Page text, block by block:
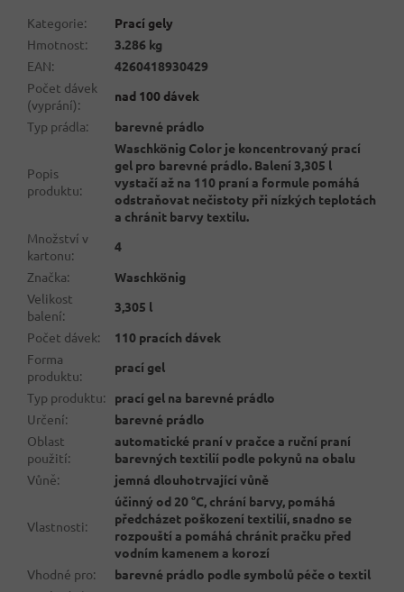
Kategorie:
Prací gely
Hmotnost:
3.286 kg
EAN:
4260418930429
Počet dávek
(vyprání):
nad 100 dávek
Typ prádla: barevné prádlo
Popis
produktu:
Waschkönig Color je koncentrovaný prací
gel pro barevné prádlo. Balení 3,305 l
vystačí až na 110 praní a formule pomáhá
odstraňovat nečistoty při nízkých teplotách
a chránit barvy textilu.
Množství v
kartonu:
4
Značka:
Waschkönig
Velikost
balení:
3,305 l
Počet dávek:
110 pracích dávek
Forma
produktu:
prací gel
Typ produktu:
prací gel na barevné prádlo
Určení:
barevné prádlo
Oblast
použití:
automatické praní v pračce a ruční praní
barevných textilií podle pokynů na obalu
Vůně: jemná dlouhotrvající vůně
Vlastnosti:
účinný od 20 °C, chrání barvy, pomáhá
předcházet poškození textilií, snadno se
rozpouští a pomáhá chránit pračku před
vodním kamenem a korozí
Vhodné pro:
barevné prádlo podle symbolů péče o textil